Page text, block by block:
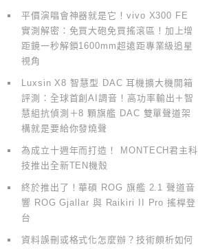
平價演唱會神器就是它！vivo X300 FE
實測解密：免買大砲免買搖滾區！加上增
距鏡一秒解鎖1600mm超遠距專業級追星
視角
Luxsin X8 智慧型 DAC 耳機擴大機開箱
評測：全球首創AI調音！高功率輸出＋智
慧組抗偵測＋8 顆旗艦 DAC 雙單聲道架
構就是要給你發燒聲
為成立十週年而打造！ MONTECH君主科
技推出全新TEN機殼
終於推出了！華碩 ROG 旗艦 2.1 聲道音
響 ROG Gjallar 與 Raikiri II Pro 搖桿登
台
資料誤刪或格式化怎麼辦？技術頗析如何